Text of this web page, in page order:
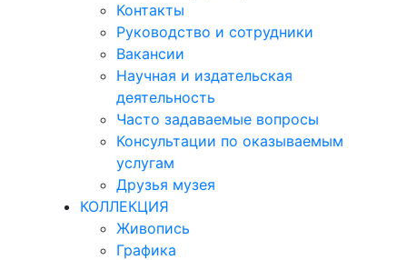
Контакты
Руководство и сотрудники
Вакансии
Научная и издательская
деятельность
Часто задаваемые вопросы
Консультации по оказываемым
услугам
Друзья музея
КОЛЛЕКЦИЯ
Живопись
Графика